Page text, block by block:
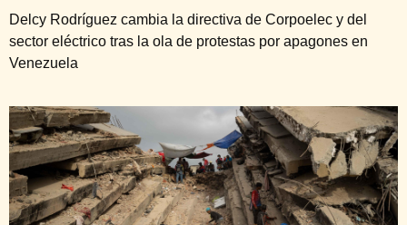
Delcy Rodríguez cambia la directiva de Corpoelec y del
sector eléctrico tras la ola de protestas por apagones en
Venezuela